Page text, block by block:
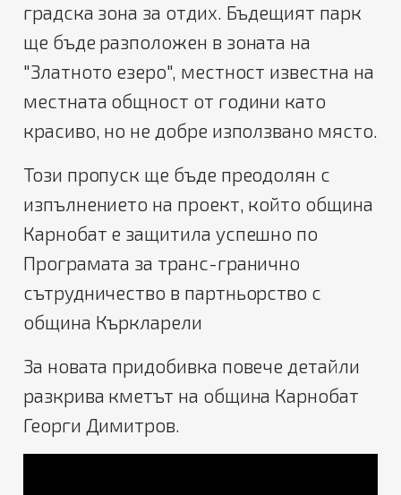
градска зона за отдих. Бъдещият парк
ще бъде разположен в зоната на
"Златното езеро", местност известна на
местната общност от години като
красиво, но не добре използвано място.
Този пропуск ще бъде преодолян с
изпълнението на проект, който община
Карнобат е защитила успешно по
Програмата за транс-гранично
сътрудничество в партньорство с
община Къркларели
За новата придобивка повече детайли
разкрива кметът на община Карнобат
Георги Димитров.